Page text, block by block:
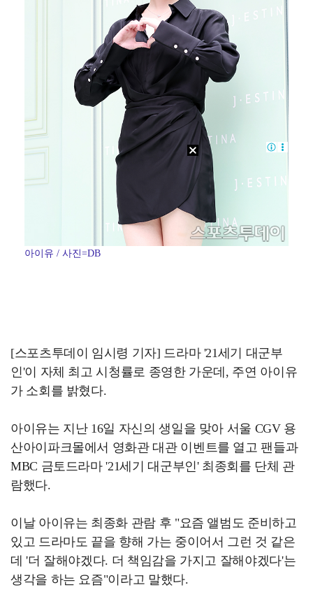
아이유 / 사진=DB
[스포츠투데이 임시령 기자] 드라마 '21세기 대군부
인'이 자체 최고 시청률로 종영한 가운데, 주연 아이유
가 소회를 밝혔다.
아이유는 지난 16일 자신의 생일을 맞아 서울 CGV 용
산아이파크몰에서 영화관 대관 이벤트를 열고 팬들과
MBC 금토드라마 '21세기 대군부인' 최종회를 단체 관
람했다.
이날 아이유는 최종화 관람 후 "요즘 앨범도 준비하고
있고 드라마도 끝을 향해 가는 중이어서 그런 것 같은
데 '더 잘해야겠다. 더 책임감을 가지고 잘해야겠다'는
생각을 하는 요즘"이라고 말했다.